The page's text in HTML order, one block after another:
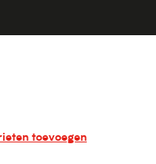
toevoegen